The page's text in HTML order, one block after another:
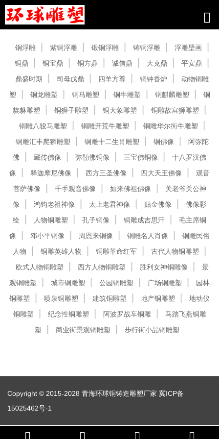
铜浮雕 紫铜浮雕 锻铜浮雕 铸铜浮雕
浮雕壁画
铜鼎
铜宝鼎 铜方鼎 诚信鼎 大克鼎
平安鼎
鼎盛时期
司母戊鼎 四羊方尊 铜钟香炉
动物铜雕
塑
铜龙雕塑 铜马雕塑 铜牛雕塑 铜麒麟雕塑
铜
貔貅雕塑
铜狮子雕塑 铜大象雕塑
铜雕故宫狮雕塑
铜雕八骏马雕塑
铜雕开荒牛雕塑
铜雕华尔街牛雕塑
铜雕汇丰爬狮雕塑
铜雕十二生肖雕塑 铜佛像
阿弥陀
佛
藏传佛像 弥勒佛铜像 三宝佛铜像
十八罗汉佛
像
释迦摩尼佛像 西方三圣佛像 四大天王佛像
观音
菩萨佛像
千手观音佛像 如来佛祖佛像
关老爷关公神
像
鸿钧老祖神像 太上老君神像 贴金佛像
佛像彩
绘
人物铜雕塑 孔子铜像 铜雕成吉思汗
毛主席铜
像
邓小平铜像 周恩来铜像 铜雕名人肖像
铜雕民俗
人物
铜雕英雄人物 铜雕革命红军
古代人物铜雕塑
欧式人物铜雕塑
西方人物铜雕塑 胜利女神铜雕像
景
观铜雕塑
城市铜雕塑 公园铜雕塑 广场铜雕塑
园林
铜雕塑
喷泉铜雕塑 建筑铜雕塑 地产铜雕塑
地动仪
铜雕塑
纪念性铜雕塑 阿波罗战车铜雕
马踏飞燕铜雕
塑
商业街景观铜雕塑 步行街小品铜雕塑
Copyright © 2015-2028 青海环球铜铸造雕塑厂家 冀ICP备
15025462号-1